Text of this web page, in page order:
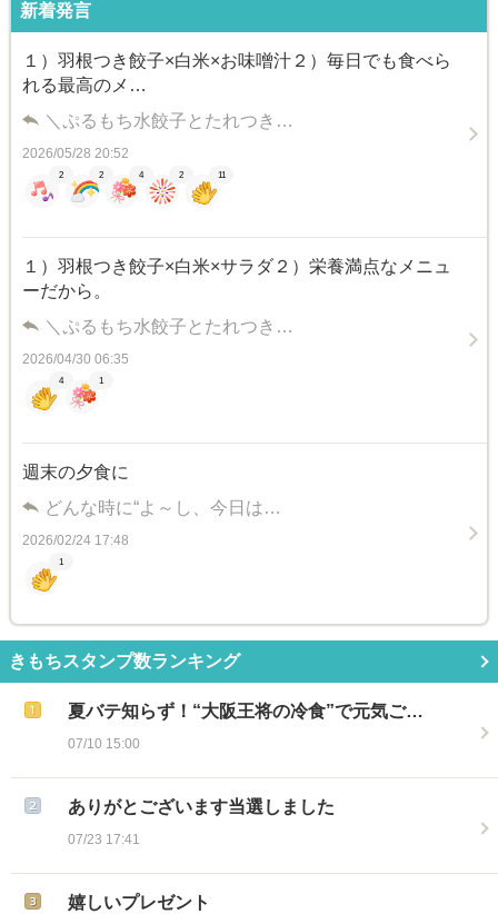
新着発言
１）羽根つき餃子×白米×お味噌汁２）毎日でも食べら
れる最高のメ…
＼ぷるもち水餃子とたれつき…
2026/05/28 20:52
2 2 4 2 11
１）羽根つき餃子×白米×サラダ２）栄養満点なメニュ
ーだから。
＼ぷるもち水餃子とたれつき…
2026/04/30 06:35
4 1
週末の夕食に
どんな時に“よ～し、今日は…
2026/02/24 17:48
1
きもちスタンプ数ランキング
夏バテ知らず！“大阪王将の冷食”で元気ご…
07/10 15:00
ありがとございます当選しました
07/23 17:41
嬉しいプレゼント